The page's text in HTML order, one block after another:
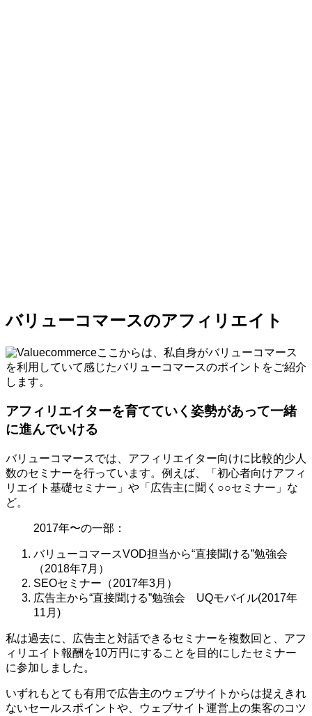
バリューコマースのアフィリエイト
ここからは、私自身がバリューコマース
を利用していて感じたバリューコマースのポイントをご紹介
します。
アフィリエイターを育てていく姿勢があって一緒
に進んでいける
バリューコマースでは、アフィリエイター向けに比較的少人
数のセミナーを行っています。例えば、「初心者向けアフィ
リエイト基礎セミナー」や「広告主に聞く○○セミナー」な
ど。
2017年〜の一部：
バリューコマースVOD担当から“直接聞ける”勉強会
（2018年7月）
SEOセミナー（2017年3月）
広告主から“直接聞ける”勉強会 UQモバイル(2017年
11月)
私は過去に、広告主と対話できるセミナーを複数回と、アフ
ィリエイト報酬を10万円にすることを目的にしたセミナー
に参加しました。
いずれもとても有用で広告主のウェブサイトからは捉えきれ
ないセールスポイントや、ウェブサイト運営上の集客のコツ